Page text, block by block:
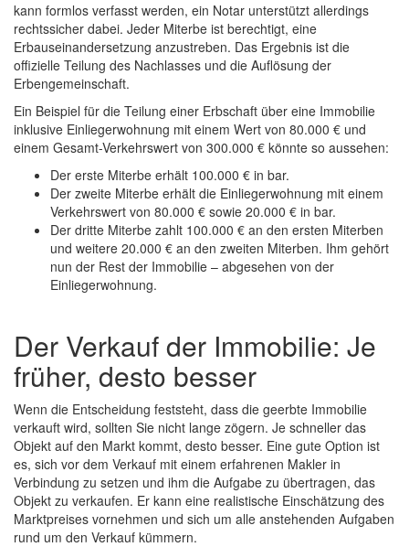
kann formlos verfasst werden, ein Notar unterstützt allerdings
rechtssicher dabei. Jeder Miterbe ist berechtigt, eine
Erbauseinandersetzung anzustreben. Das Ergebnis ist die
offizielle Teilung des Nachlasses und die Auflösung der
Erbengemeinschaft.
Ein Beispiel für die Teilung einer Erbschaft über eine Immobilie
inklusive Einliegerwohnung mit einem Wert von 80.000 € und
einem Gesamt-Verkehrswert von 300.000 € könnte so aussehen:
Der erste Miterbe erhält 100.000 € in bar.
Der zweite Miterbe erhält die Einliegerwohnung mit einem
Verkehrswert von 80.000 € sowie 20.000 € in bar.
Der dritte Miterbe zahlt 100.000 € an den ersten Miterben
und weitere 20.000 € an den zweiten Miterben. Ihm gehört
nun der Rest der Immobilie – abgesehen von der
Einliegerwohnung.
Der Verkauf der Immobilie: Je
früher, desto besser
Wenn die Entscheidung feststeht, dass die geerbte Immobilie
verkauft wird, sollten Sie nicht lange zögern. Je schneller das
Objekt auf den Markt kommt, desto besser. Eine gute Option ist
es, sich vor dem Verkauf mit einem erfahrenen Makler in
Verbindung zu setzen und ihm die Aufgabe zu übertragen, das
Objekt zu verkaufen. Er kann eine realistische Einschätzung des
Marktpreises vornehmen und sich um alle anstehenden Aufgaben
rund um den Verkauf kümmern.